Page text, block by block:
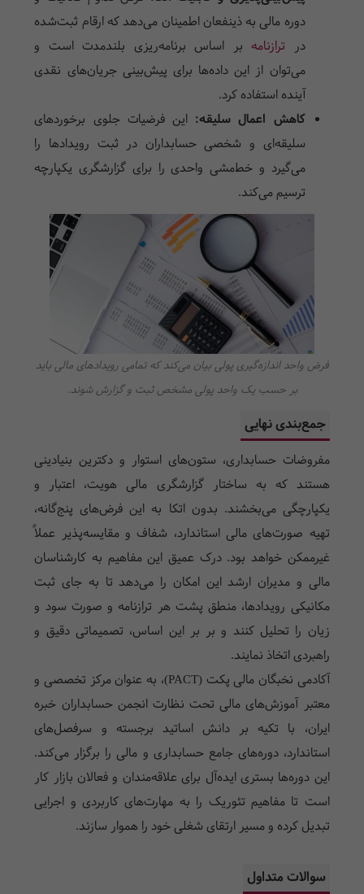
دوره مالی به ذینفعان اطمینان می‌دهد که ارقام ثبت‌شده
در ترازنامهبر اساس برنامه‌ریزی بلندمدت است و
می‌توان از این داده‌ها برای پیش‌بینی جریان‌های نقدی
آینده استفاده کرد.
کاهش اعمال سلیقه: این فرضیات جلوی برخوردهای
سلیقه‌ای و شخصی حسابداران در ثبت رویدادها را
می‌گیرد و خط‌مشی واحدی را برای گزارشگری یکپارچه
ترسیم می‌کند.
فرض واحد اندازه‌گیری پولی بیان می‌کند که تمامی رویدادهای مالی باید
بر حسب یک واحد پولی مشخص ثبت و گزارش شوند.
جمع‌بندی نهایی
مفروضات حسابداری، ستون‌های استوار و دکترین بنیادینی
هستند که به ساختار گزارشگری مالی هویت، اعتبار و
یکپارچگی می‌بخشند. بدون اتکا به این فرض‌های پنج‌گانه،
تهیه صورت‌های مالی استاندارد، شفاف و مقایسه‌پذیر عملاً
غیرممکن خواهد بود. درک عمیق این مفاهیم به کارشناسان
مالی و مدیران ارشد این امکان را می‌دهد تا به جای ثبت
مکانیکی رویدادها، منطق پشت هر ترازنامه و صورت سود و
زیان را تحلیل کنند و بر بر این اساس، تصمیماتی دقیق و
راهبردی اتخاذ نمایند.
آکادمی نخبگان مالی پکت (PACT)، به عنوان مرکز تخصصی و
معتبر آموزش‌های مالی تحت نظارت انجمن حسابداران خبره
ایران، با تکیه بر دانش اساتید برجسته و سرفصل‌های
استاندارد، دوره‌های جامع حسابداری و مالی را برگزار می‌کند.
این دوره‌ها بستری ایده‌آل برای علاقه‌مندان و فعالان بازار کار
است تا مفاهیم تئوریک را به مهارت‌های کاربردی و اجرایی
تبدیل کرده و مسیر ارتقای شغلی خود را هموار سازند.
سوالات متداول